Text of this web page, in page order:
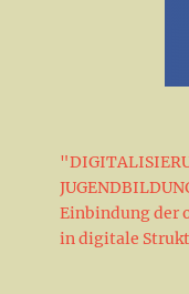
Einbindung der
in digitale